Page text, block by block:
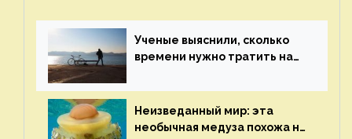
Ученые выяснили, сколько
времени нужно тратить на
здоровья — новости экологии
на ECOportal
Неизведанный мир: эта
необычная медуза похожа на